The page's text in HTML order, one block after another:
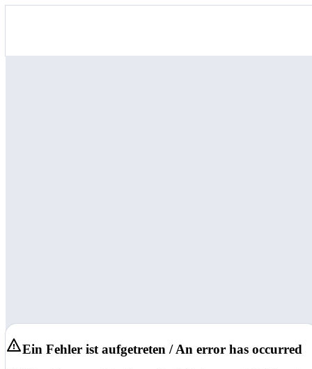
Ein Fehler ist aufgetreten / An error has occurred